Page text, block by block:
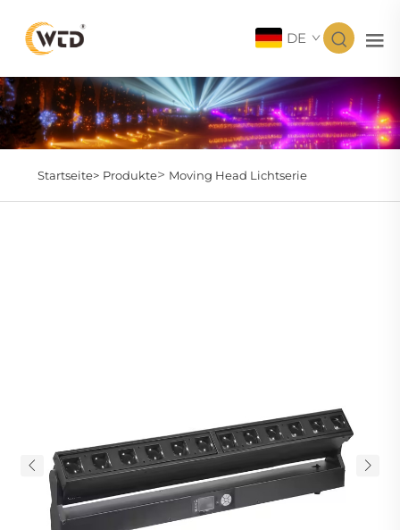
DE
Startseite> Produkte> Moving Head Lichtserie